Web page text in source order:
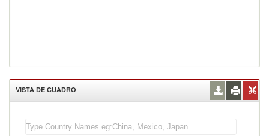
VISTA DE CUADRO